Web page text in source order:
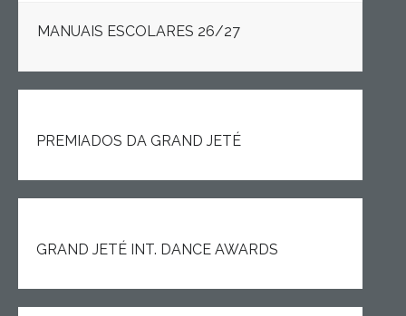
Contactos
MANUAIS ESCOLARES 26/27
PREMIADOS DA GRAND JETÉ
GRAND JETÉ INT. DANCE AWARDS